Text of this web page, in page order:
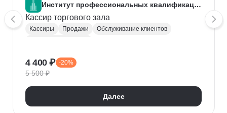
Институт профессиональных квалификаций
Кассир торгового зала
Кассиры Продажи
Обслуживание клиентов
4 400 ₽ -20%
5 500 ₽
Далее